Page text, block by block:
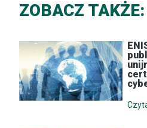
ZOBACZ TAKŻE: